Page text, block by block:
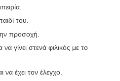
του.
προσοχή.
γίνει στενά φιλικός με το
να έχει τον έλεγχο.